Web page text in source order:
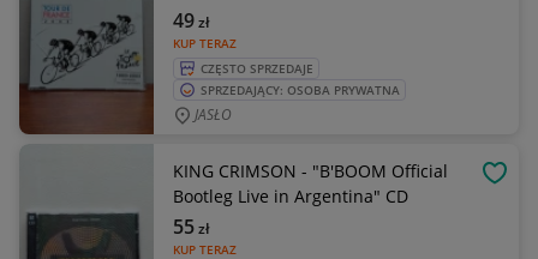
KUP TERAZ
49zł
CZĘSTO SPRZEDAJE
SPRZEDAJĄCY: OSOBA PRYWATNA
JASŁO
KING CRIMSON - "B'BOOM Official
Bootleg Live in Argentina" CD
KUP TERAZ
55zł